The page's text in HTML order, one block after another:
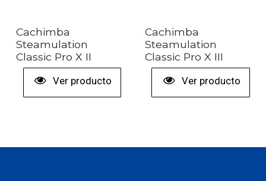
Cachimba
Steamulation
Classic Pro X II
Ver producto
+ COLORES
Cachimba
Steamulation
Classic Pro X III
Ver producto